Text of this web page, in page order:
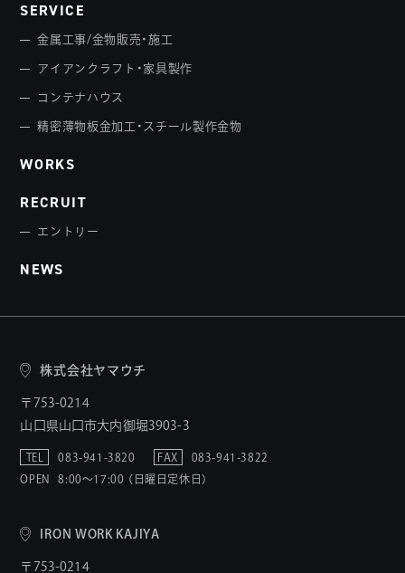
SERVICE
金属工事/金物販売・施工
アイアンクラフト・家具製作
コンテナハウス
精密薄物板金加工・スチール製作金物
WORKS
RECRUIT
エントリー
NEWS
株式会社ヤマウチ
〒753-0214
山口県山口市大内御堀3903-3
TEL 083-941-3820 FAX
083-941-3822
OPEN
8:00〜17:00 （日曜日定休日）
IRON WORK KAJIYA
〒753-0214